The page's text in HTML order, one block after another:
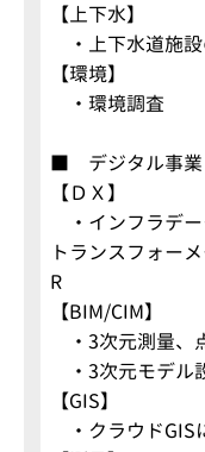
【上下水】
・上下水道施
【環境】
・環境調査
■ デジタル事業
【ＤＸ】
・インフラデ
トランスフォー
R
【BIM/CIM】
・3次元測量、
・3次元モデル
【GIS】
・クラウドGIS